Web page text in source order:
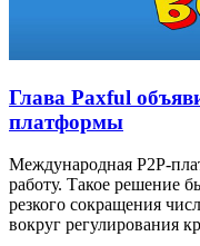
Глава Paxful
платформы
Международная P2P-
работу. Такое решение
резкого сокращения
вокруг регулирования